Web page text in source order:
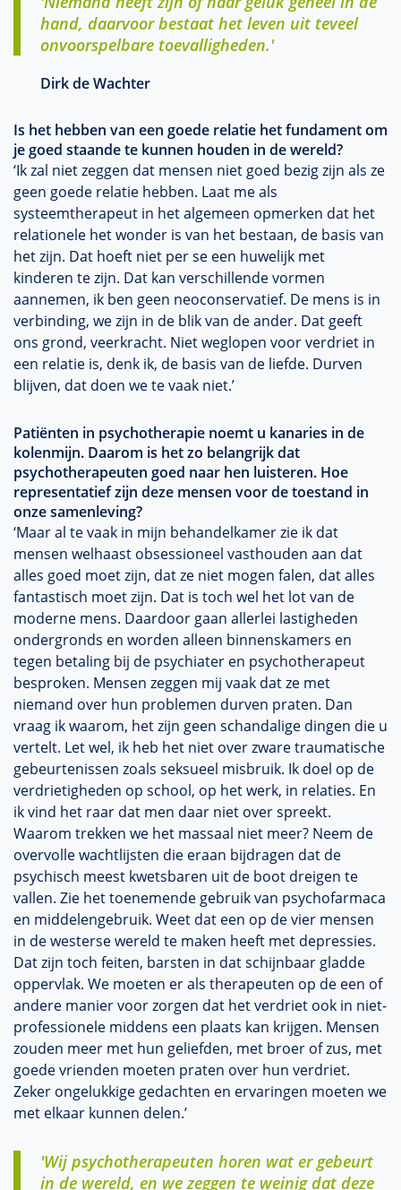
hand, daarvoor bestaat het leven uit teveel
onvoorspelbare toevalligheden.'
Dirk de Wachter
Is het hebben van een goede relatie het fundament om
je goed staande te kunnen houden in de wereld?
‘Ik zal niet zeggen dat mensen niet goed bezig zijn als ze
geen goede relatie hebben. Laat me als
systeemtherapeut in het algemeen opmerken dat het
relationele het wonder is van het bestaan, de basis van
het zijn. Dat hoeft niet per se een huwelijk met
kinderen te zijn. Dat kan verschillende vormen
aannemen, ik ben geen neoconservatief. De mens is in
verbinding, we zijn in de blik van de ander. Dat geeft
ons grond, veerkracht. Niet weglopen voor verdriet in
een relatie is, denk ik, de basis van de liefde. Durven
blijven, dat doen we te vaak niet.’
Patiënten in psychotherapie noemt u kanaries in de
kolenmijn. Daarom is het zo belangrijk dat
psychotherapeuten goed naar hen luisteren. Hoe
representatief zijn deze mensen voor de toestand in
onze samenleving?
‘Maar al te vaak in mijn behandelkamer zie ik dat
mensen welhaast obsessioneel vasthouden aan dat
alles goed moet zijn, dat ze niet mogen falen, dat alles
fantastisch moet zijn. Dat is toch wel het lot van de
moderne mens. Daardoor gaan allerlei lastigheden
ondergronds en worden alleen binnenskamers en
tegen betaling bij de psychiater en psychotherapeut
besproken. Mensen zeggen mij vaak dat ze met
niemand over hun problemen durven praten. Dan
vraag ik waarom, het zijn geen schandalige dingen die u
vertelt. Let wel, ik heb het niet over zware traumatische
gebeurtenissen zoals seksueel misbruik. Ik doel op de
verdrietigheden op school, op het werk, in relaties. En
ik vind het raar dat men daar niet over spreekt.
Waarom trekken we het massaal niet meer? Neem de
overvolle wachtlijsten die eraan bijdragen dat de
psychisch meest kwetsbaren uit de boot dreigen te
vallen. Zie het toenemende gebruik van psychofarmaca
en middelengebruik. Weet dat een op de vier mensen
in de westerse wereld te maken heeft met depressies.
Dat zijn toch feiten, barsten in dat schijnbaar gladde
oppervlak. We moeten er als therapeuten op de een of
andere manier voor zorgen dat het verdriet ook in niet-
professionele middens een plaats kan krijgen. Mensen
zouden meer met hun geliefden, met broer of zus, met
goede vrienden moeten praten over hun verdriet.
Zeker ongelukkige gedachten en ervaringen moeten we
met elkaar kunnen delen.’
'Wij psychotherapeuten horen wat er gebeurt
in de wereld, en we zeggen te weinig dat deze